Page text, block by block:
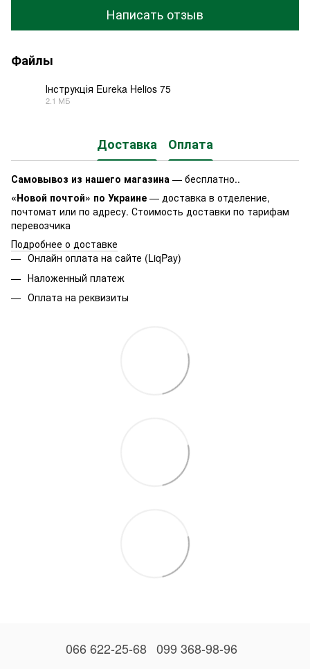
Написать отзыв
Файлы
Інструкція Eureka Helios 75
2.1 МБ
Доставка Оплата
Самовывоз из нашего магазина — бесплатно..
«Новой почтой» по Украине — доставка в отделение,
почтомат или по адресу. Стоимость доставки по тарифам
перевозчика
Подробнее о доставке
Онлайн оплата на сайте (LiqPay)
Наложенный платеж
Оплата на реквизиты
066 622-25-68 099 368-98-96